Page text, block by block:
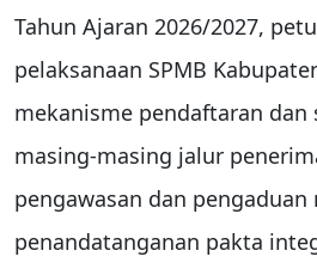
Tahun Ajaran 2026/2027,
pelaksanaan SPMB
mekanisme pendaftaran dan
masing-masing jalur
pengawasan dan
penandatanganan pakta